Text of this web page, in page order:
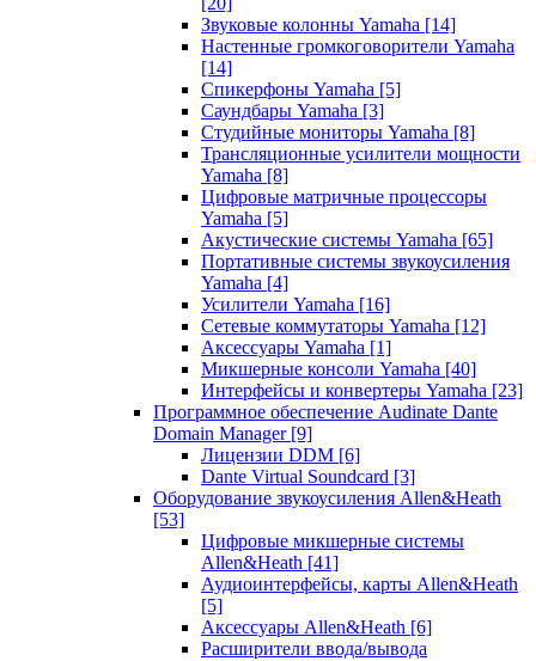
Звуковые колонны Yamaha [14]
Настенные громкоговорители Yamaha
[14]
Спикерфоны Yamaha [5]
Саундбары Yamaha [3]
Студийные мониторы Yamaha [8]
Трансляционные усилители мощности
Yamaha [8]
Цифровые матричные процессоры
Yamaha [5]
Акустические системы Yamaha [65]
Портативные системы звукоусиления
Yamaha [4]
Усилители Yamaha [16]
Сетевые коммутаторы Yamaha [12]
Аксессуары Yamaha [1]
Микшерные консоли Yamaha [40]
Интерфейсы и конвертеры Yamaha [23]
Программное обеспечение Audinate Dante
Domain Manager [9]
Лицензии DDM [6]
Dante Virtual Soundcard [3]
Оборудование звукоусиления Allen&Heath
[53]
Цифровые микшерные системы
Allen&Heath [41]
Аудиоинтерфейсы, карты Allen&Heath
[5]
Аксессуары Allen&Heath [6]
Расширители ввода/вывода